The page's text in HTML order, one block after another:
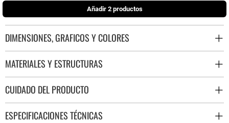
Añadir 2 productos
DIMENSIONES, GRAFICOS Y COLORES
MATERIALES Y ESTRUCTURAS
CUIDADO DEL PRODUCTO
ESPECIFICACIONES TÉCNICAS